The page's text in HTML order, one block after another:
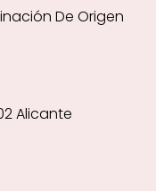
De Origen
Alicante